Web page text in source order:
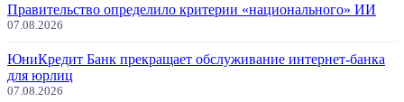
Правительство определило критерии «национального» ИИ
07.08.2026
ЮниКредит Банк прекращает обслуживание интернет-банка
для юрлиц
07.08.2026